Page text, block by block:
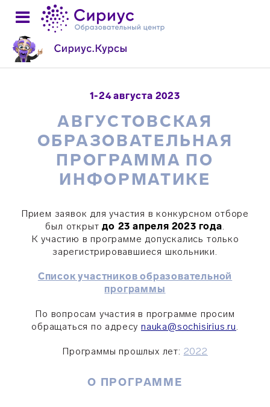
1-24 августа 2023
АВГУСТОВСКАЯ
ОБРАЗОВАТЕЛЬНАЯ
ПРОГРАММА ПО
ИНФОРМАТИКЕ
Прием заявок для участия в конкурсном отборе
был открытдо 23 апреля 2023 года.
К участию в программе допускались только
зарегистрировавшиеся школьники.
Список участников образовательной
программы
По вопросам участия в программе просим
обращаться по адресу nauka@sochisirius.ru.
Программы прошлых лет: 2022
О ПРОГРАММЕ